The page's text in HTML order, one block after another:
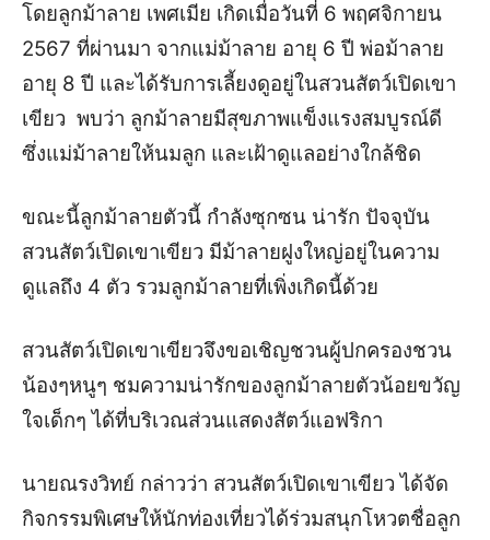
โดยลูกม้าลาย เพศเมีย เกิดเมื่อวันที่ 6 พฤศจิกายน
2567 ที่ผ่านมา จากแม่ม้าลาย อายุ 6 ปี พ่อม้าลาย
อายุ 8 ปี และได้รับการเลี้ยงดูอยู่ในสวนสัตว์เปิดเขา
เขียว พบว่า ลูกม้าลายมีสุขภาพแข็งแรงสมบูรณ์ดี
ซึ่งแม่ม้าลายให้นมลูก และเฝ้าดูแลอย่างใกล้ชิด
ขณะนี้ลูกม้าลายตัวนี้ กำลังซุกซน น่ารัก ปัจจุบัน
สวนสัตว์เปิดเขาเขียว มีม้าลายฝูงใหญ่อยู่ในความ
ดูแลถึง 4 ตัว รวมลูกม้าลายที่เพิ่งเกิดนี้ด้วย
สวนสัตว์เปิดเขาเขียวจึงขอเชิญชวนผู้ปกครองชวน
น้องๆหนูๆ ชมความน่ารักของลูกม้าลายตัวน้อยขวัญ
ใจเด็กๆ ได้ที่บริเวณส่วนแสดงสัตว์แอฟริกา
นายณรงวิทย์ กล่าวว่า สวนสัตว์เปิดเขาเขียว ได้จัด
กิจกรรมพิเศษให้นักท่องเที่ยวได้ร่วมสนุกโหวตชื่อลูก